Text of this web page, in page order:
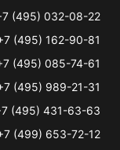
(495) 032-08-22
(495) 162-90-81
(495) 085-74-61
(495) 989-21-31
(495) 431-63-63
(499) 653-72-12